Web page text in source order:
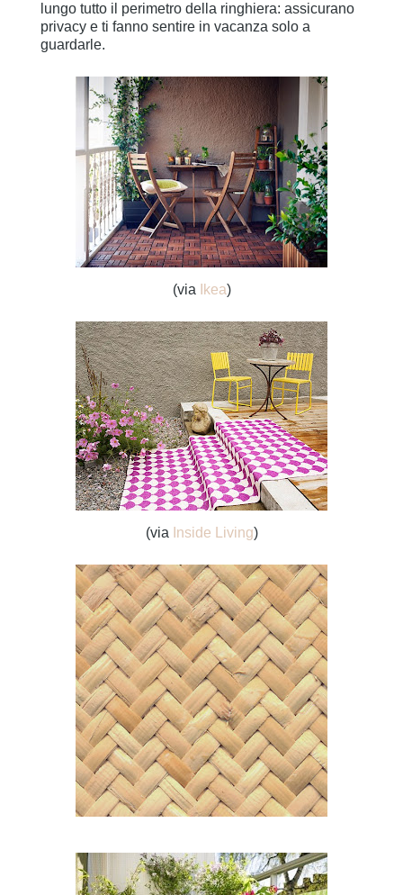
lungo tutto il perimetro della ringhiera: assicurano
privacy e ti fanno sentire in vacanza solo a
guardarle.
(via Ikea)
(via Inside Living)